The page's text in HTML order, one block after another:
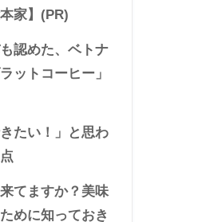
家】(PR)
認めた、ベトナ
ットコーヒー」
たい！」と思わ
てますか？美味
めに知っておき